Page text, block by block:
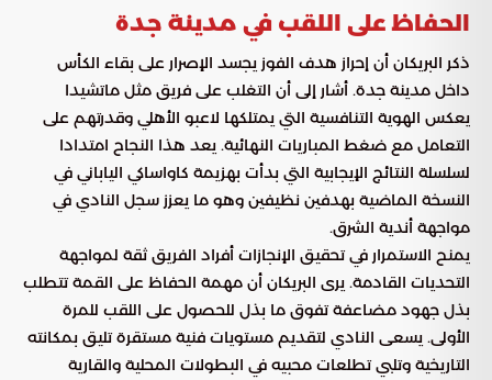
الحفاظ على اللقب في مدينة جدة
ذكر البريكان أن إحراز هدف الفوز يجسد الإصرار على بقاء الكأس
داخل مدينة جدة. أشار إلى أن التغلب على فريق مثل ماتشيدا
يعكس الهوية التنافسية التي يمتلكها لاعبو الأهلي وقدرتهم على
التعامل مع ضغط المباريات النهائية. يعد هذا النجاح امتدادا
لسلسلة النتائج الإيجابية التي بدأت بهزيمة كاواساكي الياباني في
النسخة الماضية بهدفين نظيفين وهو ما يعزز سجل النادي في
مواجهة أندية الشرق.
يمنح الاستمرار في تحقيق الإنجازات أفراد الفريق ثقة لمواجهة
التحديات القادمة. يرى البريكان أن مهمة الحفاظ على القمة تتطلب
بذل جهود مضاعفة تفوق ما بذل للحصول على اللقب للمرة
الأولى. يسعى النادي لتقديم مستويات فنية مستقرة تليق بمكانته
التاريخية وتلبي تطلعات محبيه في البطولات المحلية والقارية